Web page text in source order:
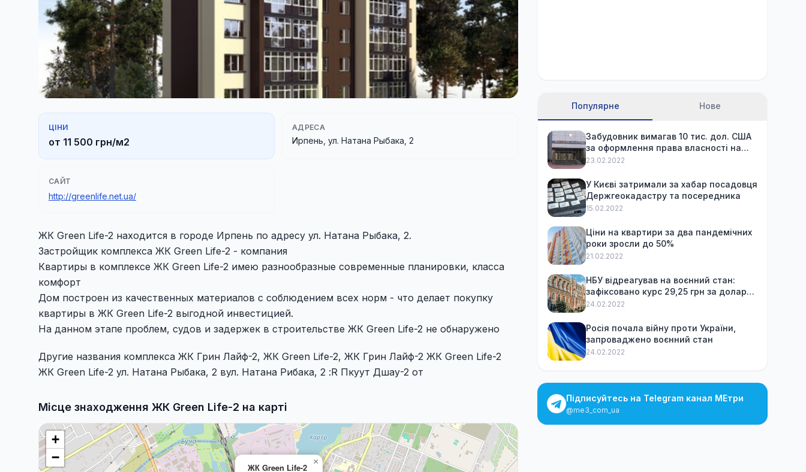
ЦІНИ
от 11 500 грн/м2
АДРЕСА
Ирпень, ул. Натана Рыбака, 2
САЙТ
http://greenlife.net.ua/
ЖК Green Life-2 находится в городе Ирпень по адресу ул. Натана Рыбака, 2.
Застройщик комплекса ЖК Green Life-2 - компания
Квартиры в комплексе ЖК Green Life-2 имею разнообразные современные планировки, класса
комфорт
Дом построен из качественных материалов с соблюдением всех норм - что делает покупку
квартиры в ЖК Green Life-2 выгодной инвестицией.
На данном этапе проблем, судов и задержек в строительстве ЖК Green Life-2 не обнаружено
Другие названия комплекса ЖК Грин Лайф-2, ЖК Green Life-2, ЖК Грин Лайф-2 ЖК Green Life-2
ЖК Green Life-2 ул. Натана Рыбака, 2 вул. Натана Рибака, 2 :R Пкуут Дшау-2 от
Місце знаходження ЖК Green Life-2 на карті
ЖК Green Life-2
×
+
−
Популярне Нове
Забудовник вимагав 10 тис. дол. США
за оформлення права власності на
вже куплену квартиру
23.02.2022
У Києві затримали за хабар посадовця
Держгеокадастру та посередника
15.02.2022
Ціни на квартири за два пандемічних
роки зросли до 50%
21.02.2022
НБУ відреагував на воєнний стан:
зафіксовано курс 29,25 грн за долар
та обмежив зняття готівки
24.02.2022
Росія почала війну проти України,
запроваджено воєнний стан
24.02.2022
Підписуйтесь на Telegram канал МЕтри
@me3_com_ua